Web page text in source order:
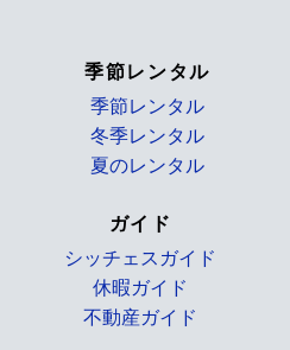
季節レンタル
季節レンタル
冬季レンタル
夏のレンタル
ガイド
シッチェスガイド
休暇ガイド
不動産ガイド